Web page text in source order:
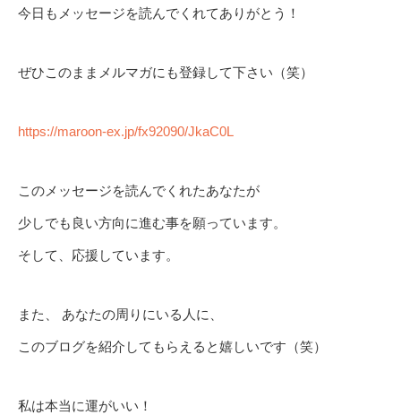
今日もメッセージを読んでくれてありがとう！
ぜひこのままメルマガにも登録して下さい（笑）
https://maroon-ex.jp/fx92090/JkaC0L
このメッセージを読んでくれたあなたが
少しでも良い方向に進む事を願っています。
そして、応援しています。
また、 あなたの周りにいる人に、
このブログを紹介してもらえると嬉しいです（笑）
私は本当に運がいい！